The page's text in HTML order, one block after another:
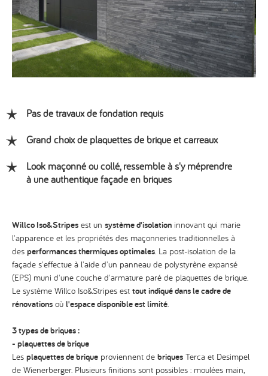
Pas de travaux de fondation requis
Grand choix de plaquettes de brique et carreaux
Look maçonné ou collé, ressemble à s'y méprendre
à une authentique façade en briques
Willco Iso&Stripes est un système d'isolation innovant qui marie
l'apparence et les propriétés des maçonneries traditionnelles à
des performances thermiques optimales . La post-isolation de la
façade s'effectue à l'aide d'un panneau de polystyrène expansé
(EPS) muni d'une couche d'armature paré de plaquettes de brique.
Le système Willco Iso&Stripes est tout indiqué dans le cadre de
rénovations où l'espace disponible est limité
3 types de briques :
- plaquettes de brique
Les plaquettes de brique proviennent de briques Terca et Desimpel
de Wienerberger. Plusieurs finitions sont possibles : moulées main,